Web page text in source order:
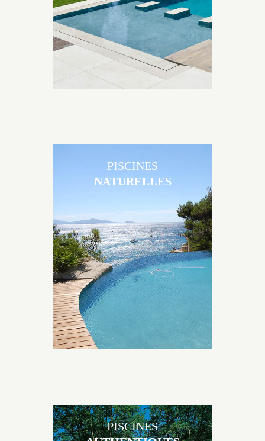
options disponibles, miroir, couloir de nage, plage
immergée, débordement.
Les piscines en béton naturelles Jacques Brens sont
originales, elles s’intègrent parfaitement à leur
environnement grâce à un jeu de volume et de
matière sur-mesure conçu par notre bureau d’étude
spécialisé.
PISCINES
NATURELLES
PISCINES